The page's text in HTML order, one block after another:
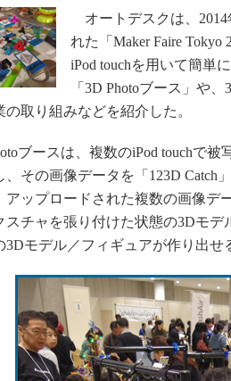
オートデスクは、2014
れた「Maker Faire
iPod touchを用いて簡単
「3D Photoブース」や
の取り組みなどを紹介した。
ブースは、複数のiPod touchで
、その画像データを「123D Catch
アップロードされた複数の画像
スチャを張り付けた状態の3Dモ
3Dモデル／フィギュアが作り出せ